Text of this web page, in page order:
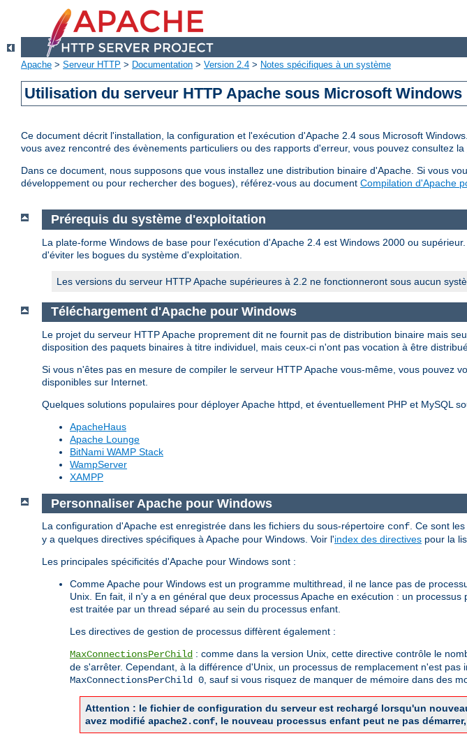
Apache > Serveur HTTP > Documentation > Version 2.4 > Notes spécifiques à un système
Utilisation du serveur HTTP Apache sous Microsoft Windows
Ce document décrit l'installation, la configuration et l'exécution d'Apache 2.4 sous Microsoft
vous avez rencontré des évènements particuliers ou des rapports d'erreur, vous pouvez consultez la
Dans ce document, nous supposons que vous installez une distribution binaire d'Apache. Si vous
développement ou pour rechercher des bogues), référez-vous au document Compilation d'Apache
Prérequis du système d'exploitation
La plate-forme Windows de base pour l'exécution d'Apache 2.4 est Windows 2000 ou
d'éviter les bogues du système d'exploitation.
Les versions du serveur HTTP Apache supérieures à 2.2 ne fonctionneront sous aucun
Téléchargement d'Apache pour Windows
Le projet du serveur HTTP Apache proprement dit ne fournit pas de distribution binaire mais
disposition des paquets binaires à titre individuel, mais ceux-ci n'ont pas vocation à être
Si vous n'êtes pas en mesure de compiler le serveur HTTP Apache vous-même, vous pouvez
disponibles sur Internet.
Quelques solutions populaires pour déployer Apache httpd, et éventuellement PHP et MySQL
ApacheHaus
Apache Lounge
BitNami WAMP Stack
WampServer
XAMPP
Personnaliser Apache pour Windows
La configuration d'Apache est enregistrée dans les fichiers du sous-répertoire conf. Ce sont
y a quelques directives spécifiques à Apache pour Windows. Voir l'index des directives pour la
Les principales spécificités d'Apache pour Windows sont :
Comme Apache pour Windows est un programme multithread, il ne lance pas de
Unix. En fait, il n'y a en général que deux processus Apache en exécution : un
est traitée par un thread séparé au sein du processus enfant.
Les directives de gestion de processus diffèrent également :
MaxConnectionsPerChild : comme dans la version Unix, cette directive contrôle le
de s'arrêter. Cependant, à la différence d'Unix, un processus de remplacement n'est
MaxConnectionsPerChild 0, sauf si vous risquez de manquer de mémoire dans des
Attention : le fichier de configuration du serveur est rechargé lorsqu'un
avez modifié apache2.conf, le nouveau processus enfant peut ne pas